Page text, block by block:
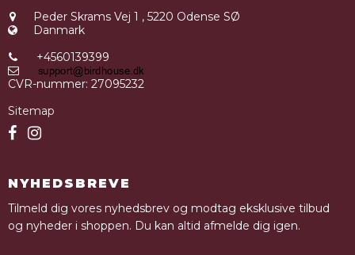
Peder Skrams Vej 1 , 5220 Odense SØ
Danmark
+4560139399
CVR-nummer: 27095232
Sitemap
NYHEDSBREVE
Tilmeld dig vores nyhedsbrev og modtag eksklusive tilbud
og nyheder i shoppen. Du kan altid afmelde dig igen.